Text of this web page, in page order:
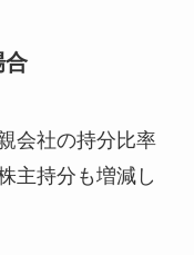
合
会社の持分比率
主持分も増減し